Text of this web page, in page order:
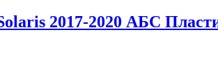
2017-2020 АБС